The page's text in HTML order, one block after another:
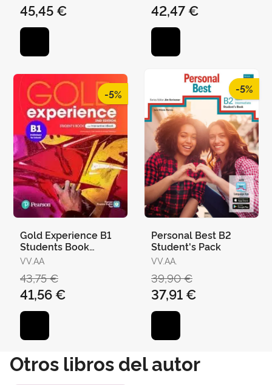
45,45 € 42,47 €
-5%
Gold Experience B1
Students Book
+Interactive Book
VV.AA
43,75 €
41,56 €
-5%
Personal Best B2
Student's Pack
VV.AA.
39,90 €
37,91 €
Otros libros del autor